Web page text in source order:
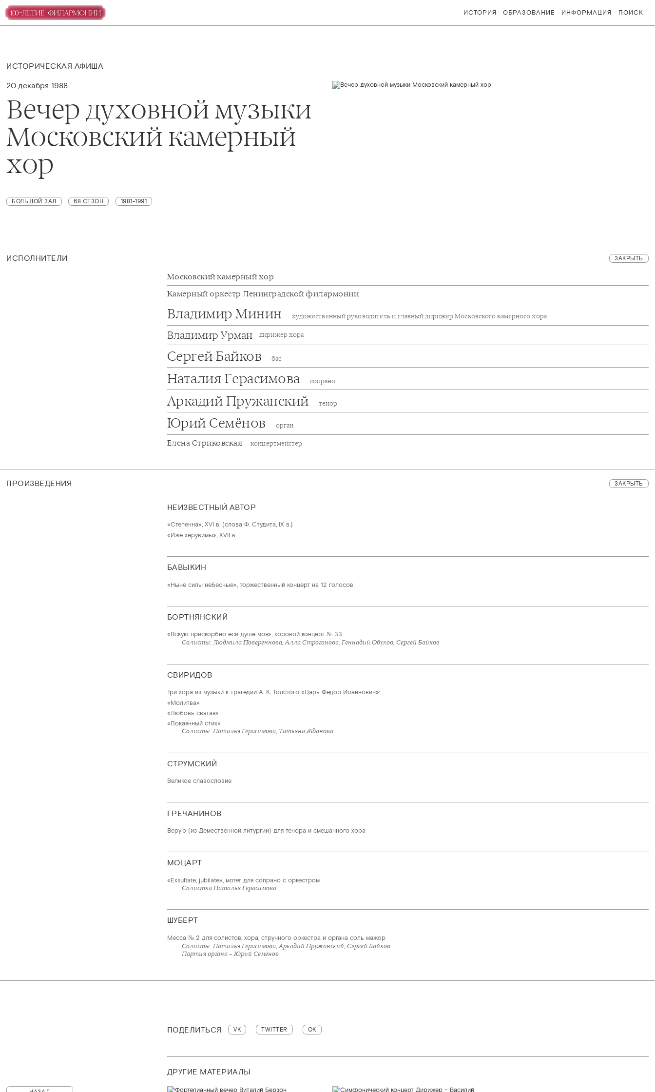
ИСТОРИЯ ОБРАЗОВАНИЕ ИНФОРМАЦИЯ ПОИСК
ИСТОРИЧЕСКАЯ АФИША
20 декабря 1988
Вечер духовной музыки
Московский камерный
хор
БОЛЬШОЙ ЗАЛ 68 СЕЗОН 1981-1991
ИСПОЛНИТЕЛИ ЗАКРЫТЬ
Московский камерный хор
Камерный оркестр Ленинградской филармонии
Владимир Минин художественный руководитель и главный дирижер Московского камерного хора
Владимир Урман дирижер хора
Сергей Байков бас
Наталия Герасимова сопрано
Аркадий Пружанский тенор
Юрий Семёнов орган
Елена Стриковская концертмейстер
ПРОИЗВЕДЕНИЯ ЗАКРЫТЬ
НЕИЗВЕСТНЫЙ АВТОР
«Степенна», XVI в. (слова Ф. Студита, IX в.)
«Иже херувимы», XVII в.
БАВЫКИН
«Ныне силы небесные», торжественный концерт на 12 голосов
БОРТНЯНСКИЙ
«Вскую прискорбно еси душе моя», хоровой концерт № 33
Солисты: Людмила Повереннова, Алла Строганова, Геннадий Обухов, Сергей Байков
СВИРИДОВ
Три хора из музыки к трагедии А. К. Толстого «Царь Федор Иоаннович»:
«Молитва»
«Любовь святая»
«Покаянный стих»
Солисты: Наталья Герасимова, Татьяна Жданова
СТРУМСКИЙ
Великое славословие
ГРЕЧАНИНОВ
Верую (из Демественной литургии) для тенора и смешанного хора
МОЦАРТ
«Exsultate, jubilate», мотет для сопрано с оркестром
Солистка Наталья Герасимова
ШУБЕРТ
Месса № 2 для солистов, хора, струнного оркестра и органа соль мажор
Солисты: Наталья Герасимова, Аркадий Пружанский, Сергей Байков
Партия органа – Юрий Семенов
ПОДЕЛИТЬСЯ VK TWITTER OK
ДРУГИЕ МАТЕРИАЛЫ